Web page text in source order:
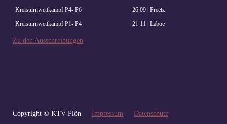
Kreisturnwettkampf P4- P6
26.09 | Preetz
Kreisturnwettkampf P1- P4
21.11 | Laboe
Zu den Ausschreibungen
Copyright © KTV Plön Impressum Datenschutz